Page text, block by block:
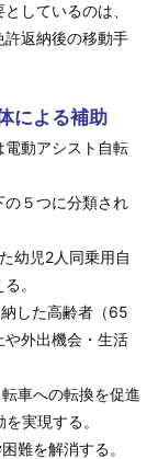
しているのは、
許返納後の移動手
による補助
電動アシスト自転
５つに分類され
幼児2人同乗用自
。
した高齢者（65
や外出機会・生活
車への転換を促進
実現する。
難を解消する。